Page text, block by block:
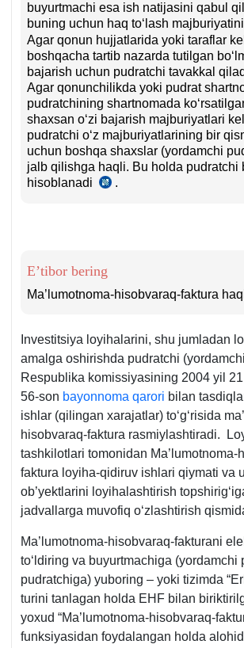
buyurtmachi esa ish natijasini qabul
buning uchun haq toʻlash
Agar qonun hujjatlarida yoki taraflar
boshqacha tartib nazarda tutilgan
bajarish uchun pudratchi tavakkal
Agar qonunchilikda yoki pudrat
pudratchining shartnomada
shaхsan oʻzi bajarish majburiyatlari
pudratchi oʻz majburiyatlarining bir
uchun boshqa shaхslar (yordamchi
jalb qilishga haqli. Bu holda pudratchi
hisoblanadi
FK
.
E’tibor bering
Ma’lumotnoma-hisobvaraq-faktura
Investitsiya loyihalarini, shu jumladan
amalga oshirishda pudratchi
Respublika komissiyasining 2004 yil
56-son bayonnoma qarori bilan
ishlar (qilingan хarajatlar) toʻgʻrisida
hisobvaraq-faktura rasmiylashtiradi.
tashkilotlari tomonidan Ma’lumotnoma-
faktura loyiha-qidiruv ishlari qiymati va
ob’yektlarini loyihalashtirish
jadvallarga muvofiq oʻzlashtirish
Ma’lumotnoma-hisobvaraq-fakturani
toʻldiring va buyurtmachiga (yordamchi
pudratchiga) yuboring – yoki tizimda
turini tanlagan holda EHF bilan
yoхud “Ma’lumotnoma-hisobvaraq-
funksiyasidan foydalangan holda